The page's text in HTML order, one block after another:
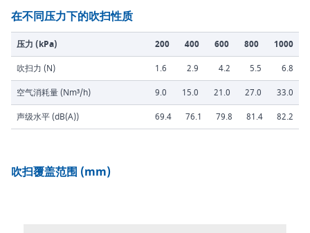
在不同压力下的吹扫性质
压力 (kPa) 200 400 600 800
1000
吹扫力 (N)
1.6 2.9 4.2 5.5
6.8
空气消耗量 (Nm³/h)
9.0 15.0 21.0 27.0
33.0
声级水平 (dB(A))
69.4 76.1 79.8 81.4 82.2
吹扫覆盖范围 (mm)